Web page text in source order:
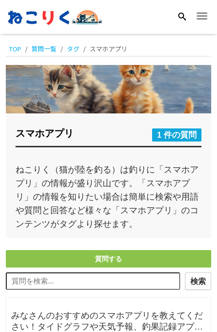
TOP 質問一覧 タグ スマホアプリ
スマホアプリ 1 件の質問
ねこりく（猫が陸を釣る）は釣りに「スマホア
プリ」の情報が盛り沢山です。「スマホアプ
リ」の情報を知りたい場合は簡単に検索や用語
や質問と回答など様々な「スマホアプリ」のコ
ンテンツがタグより探せます。
質問する
検索
みなさんのおすすめのスマホアプリを教えてくだ
さい！タイドグラフや天気予報、釣果記録アプリ